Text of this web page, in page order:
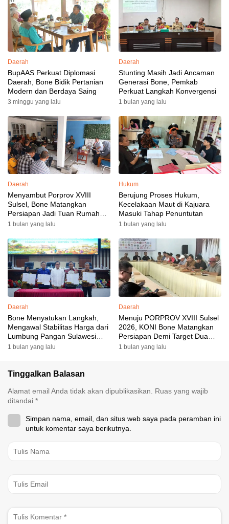
Daerah
BupAAS Perkuat Diplomasi
Daerah, Bone Bidik Pertanian
Modern dan Berdaya Saing
3 minggu yang lalu
Daerah
Stunting Masih Jadi Ancaman
Generasi Bone, Pemkab
Perkuat Langkah Konvergensi
1 bulan yang lalu
Daerah
Menyambut Porprov XVIII
Sulsel, Bone Matangkan
Persiapan Jadi Tuan Rumah
yang Berkesan: Wakil Bupati
Targetkan Venue dan
Akomodasi Rampung
1 bulan yang lalu
Hukum
Berujung Proses Hukum,
Kecelakaan Maut di Kajuara
Masuki Tahap Penuntutan
1 bulan yang lalu
Daerah
Bone Menyatukan Langkah,
Mengawal Stabilitas Harga dari
Lumbung Pangan Sulawesi
Selatan
1 bulan yang lalu
Daerah
Menuju PORPROV XVIII Sulsel
2026, KONI Bone Matangkan
Persiapan Demi Target Dua
Besar
1 bulan yang lalu
Tinggalkan Balasan
Alamat email Anda tidak akan dipublikasikan.
Ruas yang wajib
ditandai *
Simpan nama, email, dan situs web saya pada peramban ini
untuk komentar saya berikutnya.